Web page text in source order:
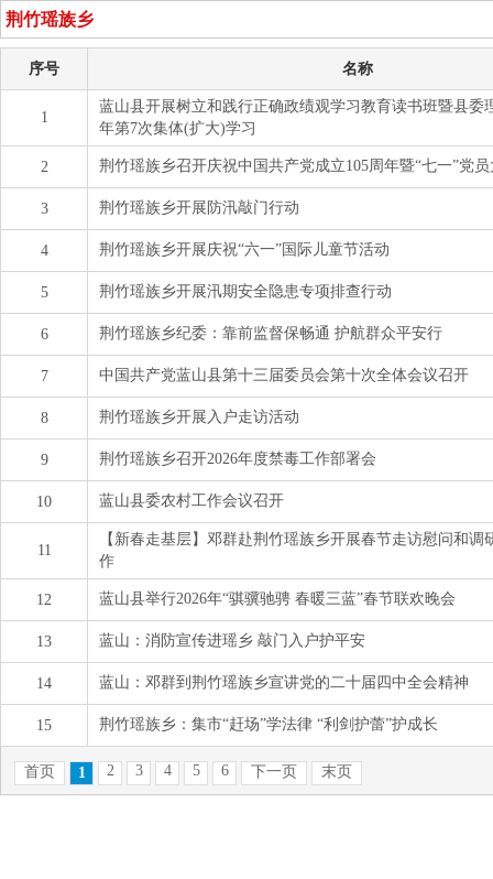
荆竹瑶族乡
序号 名称
1
蓝山县开展树立和践行正确政绩观学习教育读书班暨县委
年第7次集体(扩大)学习
2 荆竹瑶族乡召开庆祝中国共产党成立105周年暨“七一”党
3 荆竹瑶族乡开展防汛敲门行动
4 荆竹瑶族乡开展庆祝“六一”国际儿童节活动
5 荆竹瑶族乡开展汛期安全隐患专项排查行动
6 荆竹瑶族乡纪委：靠前监督保畅通 护航群众平安行
7 中国共产党蓝山县第十三届委员会第十次全体会议召开
8 荆竹瑶族乡开展入户走访活动
9 荆竹瑶族乡召开2026年度禁毒工作部署会
10 蓝山县委农村工作会议召开
11
【新春走基层】邓群赴荆竹瑶族乡开展春节走访慰问和调
作
12 蓝山县举行2026年“骐骥驰骋 春暖三蓝”春节联欢晚会
13 蓝山：消防宣传进瑶乡 敲门入户护平安
14 蓝山：邓群到荆竹瑶族乡宣讲党的二十届四中全会精神
15 荆竹瑶族乡：集市“赶场”学法律 “利剑护蕾”护成长
首页 1 2 3 4 5 6 下一页 末页